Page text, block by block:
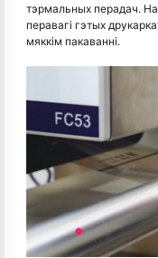
тэрмальных перадач.
перавагі гэтых
мяккім пакаванні.